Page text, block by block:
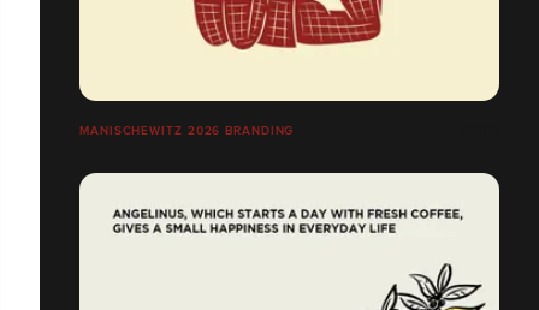
MANISCHEWITZ 2026 BRANDING